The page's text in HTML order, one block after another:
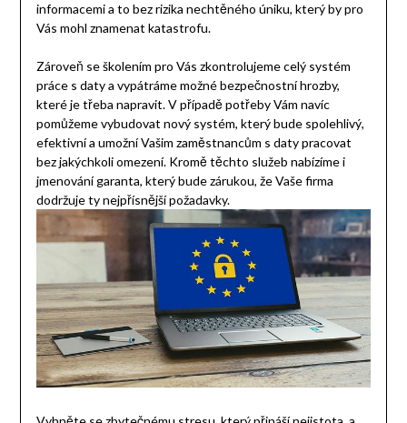
informacemi a to bez rizika nechtěného úniku, který by pro
Vás mohl znamenat katastrofu.
Zároveň se školením pro Vás zkontrolujeme celý systém
práce s daty a vypátráme možné bezpečnostní hrozby,
které je třeba napravit. V případě potřeby Vám navíc
pomůžeme vybudovat nový systém, který bude spolehlivý,
efektivní a umožní Vašim zaměstnancům s daty pracovat
bez jakýchkoli omezení. Kromě těchto služeb nabízíme i
jmenování garanta, který bude zárukou, že Vaše firma
dodržuje ty nejpřísnější požadavky.